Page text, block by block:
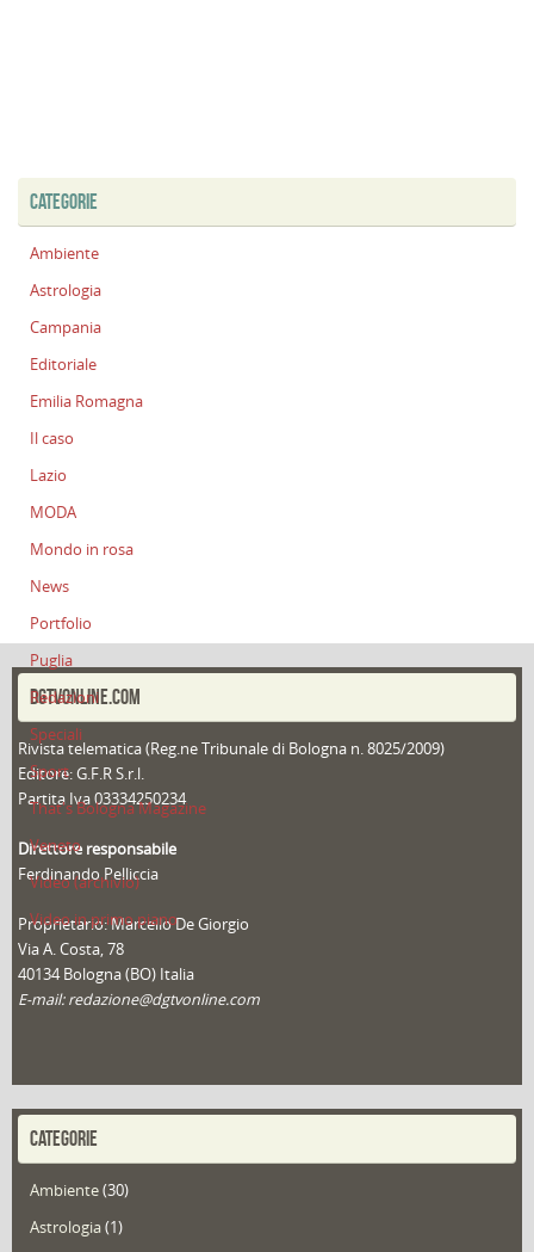
CATEGORIE
Ambiente
Astrologia
Campania
Editoriale
Emilia Romagna
Il caso
Lazio
MODA
Mondo in rosa
News
Portfolio
Puglia
Redazioni
Speciali
Sport
That's Bologna Magazine
Veneto
Video (archivio)
Video in primo piano
DGTVONLINE.COM
Rivista telematica (Reg.ne Tribunale di Bologna n. 8025/2009)
Editore: G.F.R S.r.l.
Partita Iva 03334250234
Direttore responsabile
Ferdinando Pelliccia
Proprietario: Marcello De Giorgio
Via A. Costa, 78
40134 Bologna (BO) Italia
E-mail: redazione@dgtvonline.com
CATEGORIE
Ambiente(30)
Astrologia(1)